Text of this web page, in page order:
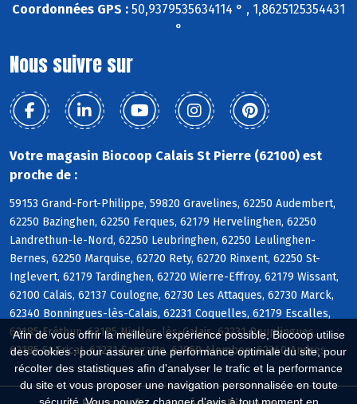
Afin de vous offrir la meilleure expérience possible, Biocoop utilise
des cookies : pour assurer une performance optimale du site, pour
récolter des statistiques afin d'analyser le trafic et la performance
du site et vous proposer une navigation personnalisée en toute
Coordonnées GPS : 50,9379535634114 ° , 1,8625125354431
°
Nous suivre sur
Votre magasin Biocoop Calais St Pierre (62100) est
proche de :
59153 Grand-Fort-Philippe, 59820 Gravelines, 62250 Audembert,
62250 Bazinghen, 62250 Ferques, 62179 Hervelinghen, 62250
Landrethun-le-Nord, 62250 Leubringhen, 62250 Leulinghen-
Bernes, 62250 Marquise, 62720 Rety, 62720 Rinxent, 62250 St-
Inglevert, 62179 Tardinghen, 62720 Wierre-Effroy, 62179 Wissant,
62100 Calais, 62137 Coulogne, 62730 Les Attaques, 62730 Marck,
62340 Bonningues-lès-Calais, 62231 Coquelles, 62179 Escalles,
62185 Fréthun, 62185 Nielles-lès-Calais, 62231 Peuplingues,
62185 St-Tricat, 62231 Sangatte, 62850 Alembon, 62340 Andres